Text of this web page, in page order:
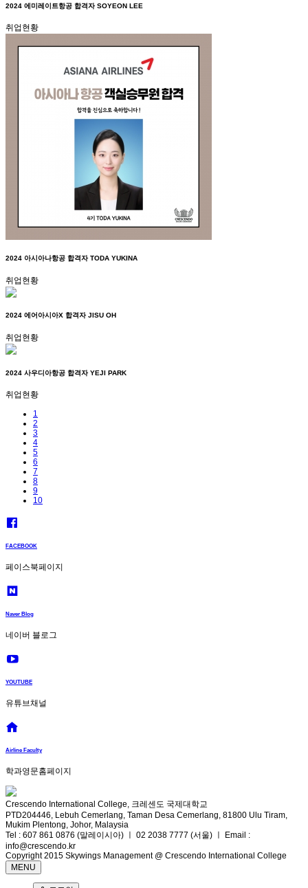
2024 에미레이트항공 합격자 SOYEON LEE
취업현황
2024 아시아나항공 합격자 TODA YUKINA
취업현황
2024 에어아시아X 합격자 JISU OH
취업현황
2024 사우디아항공 합격자 YEJI PARK
취업현황
1
2
3
4
5
6
7
8
9
10
FACEBOOK
페이스북페이지
Naver Blog
네이버 블로그
YOUTUBE
유튜브채널
Airline Faculty
학과영문홈페이지
Crescendo International College, 크레센도 국제대학교
PTD204446, Lebuh Cemerlang, Taman Desa Cemerlang, 81800 Ulu Tiram,
Mukim Plentong, Johor, Malaysia
Tel : 607 861 0876 (말레이시아) ㅣ 02 2038 7777 (서울) ㅣ Email :
info@crescendo.kr
Copyright 2015 Skywings Management @ Crescendo International College
MENU